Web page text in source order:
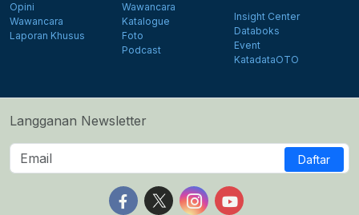
Opini
Wawancara
Laporan Khusus
Wawancara
Katalogue
Foto
Podcast
Insight Center
Databoks
Event
KatadataOTO
Langganan Newsletter
Daftar
Follow us on Facebook
Follow us on X
Follow us on Instagram
Follow us on